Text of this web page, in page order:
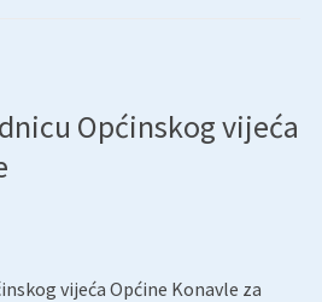
Općinskog vijeća
vijeća Općine Konavle za